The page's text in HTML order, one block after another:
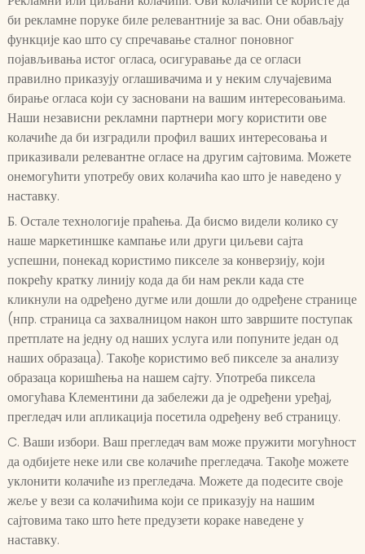
би рекламне поруке биле релевантније за вас. Они обављају
функције као што су спречавање сталног поновног
појављивања истог огласа, осигуравање да се огласи
правилно приказују оглашивачима и у неким случајевима
бирање огласа који су засновани на вашим интересовањима.
Наши независни рекламни партнери могу користити ове
колачиће да би изградили профил ваших интересовања и
приказивали релевантне огласе на другим сајтовима. Можете
онемогућити употребу ових колачића као што је наведено у
наставку.
Б. Остале технологије праћења. Да бисмо видели колико су
наше маркетиншке кампање или други циљеви сајта
успешни, понекад користимо пикселе за конверзију, који
покрећу кратку линију кода да би нам рекли када сте
кликнули на одређено дугме или дошли до одређене странице
(нпр. страница са захвалницом након што завршите поступак
претплате на једну од наших услуга или попуните један од
наших образаца). Такође користимо веб пикселе за анализу
образаца коришћења на нашем сајту. Употреба пиксела
омогућава Клементини да забележи да је одређени уређај,
прегледач или апликација посетила одређену веб страницу.
C. Ваши избори. Ваш прегледач вам може пружити могућност
да одбијете неке или све колачиће прегледача. Такође можете
уклонити колачиће из прегледача. Можете да подесите своје
жеље у вези са колачићима који се приказују на нашим
сајтовима тако што ћете предузети кораке наведене у
наставку.